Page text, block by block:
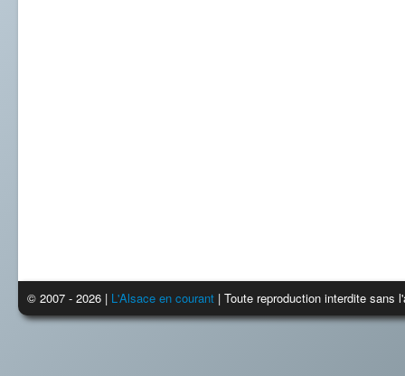
© 2007 - 2026 | L'Alsace en courant | Toute reproduction interdite sans